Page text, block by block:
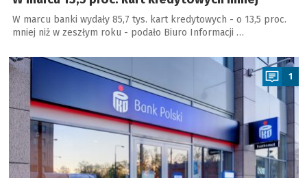
W marcu banki wydały 85,7 tys. kart kredytowych - o 13,5 proc.
mniej niż w zeszłym roku - podało Biuro Informacji …
a
1